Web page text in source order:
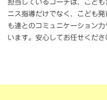
担当しているコーチは、こど
ニス指導だけでなく、こども
も達とのコミュニケーション
います。安心してお任せくださ